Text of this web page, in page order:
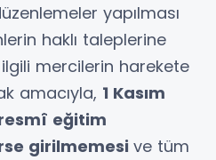
yapılması
haklı taleplerine
mercilerin harekete
amacıyla, 1 Kasım
eğitim
girilmemesi ve tüm